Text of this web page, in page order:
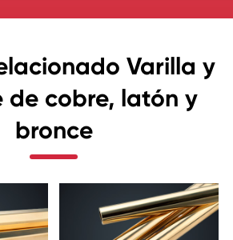
Varilla y
de cobre, latón y
bronce